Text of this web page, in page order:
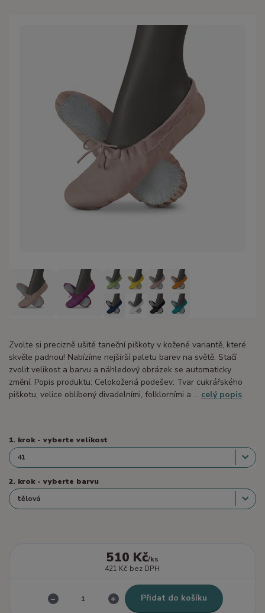
Zvolte si precizně ušité taneční piškoty v kožené variantě, které
skvěle padnou! Nabízíme nejširší paletu barev na světě. Stačí
zvolit velikost a barvu a náhledový obrázek se automaticky
změní. Popis produktu: Celokožená podešev: Tvar cukrářského
piškotu, velice oblíbený divadelními, folklorními a ... celý popis
1. krok - vyberte velikost
2. krok - vyberte barvu
510 Kč/ks
421 Kč bez DPH
Přidat do košíku